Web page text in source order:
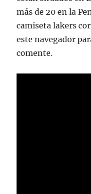
más de 20 en la
camiseta lakers
este navegador
comente.